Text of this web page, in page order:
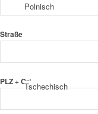
Polnisch
Tschechisch
Straße
PLZ + Ort